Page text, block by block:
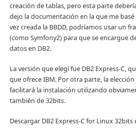
creación de tablas, pero esta parte
dejo la documentación en la que me
vez creada la BBDD, podríamos usar un
(como Symfony2) para que se encargue
datos en DB2.
La versión que elegí fue DB2 Express-C,
que ofrece IBM. Por otra parte, la
facilitará la instalación utilizando
también de 32bits.
Descargar DB2 Express-C for Linux 32bits